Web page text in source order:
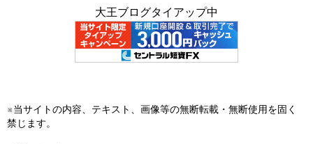
大王ブログタイアップ中
※当サイトの内容、テキスト、画像等の無断転載・無断使用を固く
禁じます。